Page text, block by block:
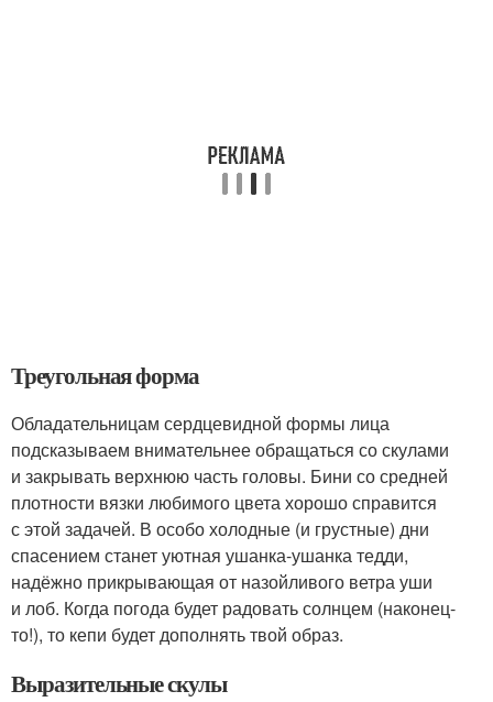
Треугольная форма
Обладательницам сердцевидной формы лица
подсказываем внимательнее обращаться со скулами
и закрывать верхнюю часть головы. Бини со средней
плотности вязки любимого цвета хорошо справится
с этой задачей. В особо холодные (и грустные) дни
спасением станет уютная ушанка-ушанка тедди,
надёжно прикрывающая от назойливого ветра уши
и лоб. Когда погода будет радовать солнцем (наконец-
то!), то кепи будет дополнять твой образ.
Выразительные скулы